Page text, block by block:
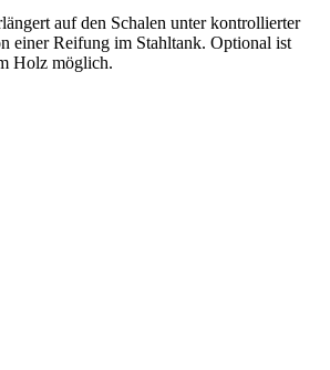
auf den Schalen unter kontrollierter
einer Reifung im Stahltank. Optional ist
Holz möglich.